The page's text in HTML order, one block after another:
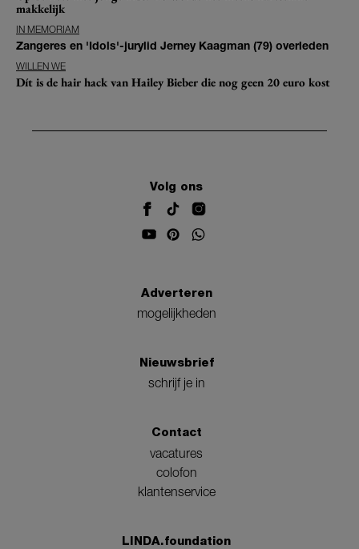
makkelijk
IN MEMORIAM
Zangeres en 'Idols'-jurylid Jerney Kaagman (79) overleden
WILLEN WE
Dít is de hair hack van Hailey Bieber die nog geen 20 euro kost
Volg ons
Adverteren
mogelijkheden
Nieuwsbrief
schrijf je in
Contact
vacatures
colofon
klantenservice
LINDA.foundation